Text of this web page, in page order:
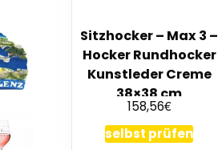
Sitzhocker – Max 3 –
Hocker Rundhocker
Kunstleder Creme
38×38 cm
158,56€
selbst prüfen